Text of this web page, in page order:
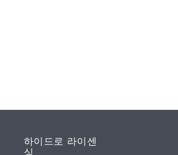
하이드로 라이센
싱